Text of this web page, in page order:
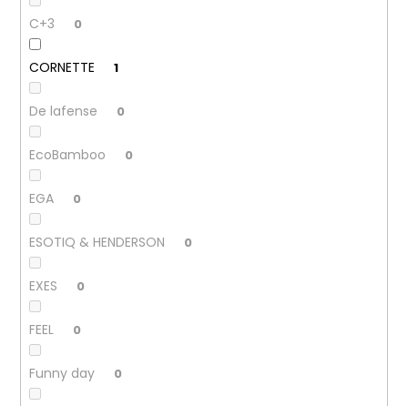
C+3 0
CORNETTE 1
De lafense 0
EcoBamboo 0
EGA 0
ESOTIQ & HENDERSON 0
EXES 0
FEEL 0
Funny day 0